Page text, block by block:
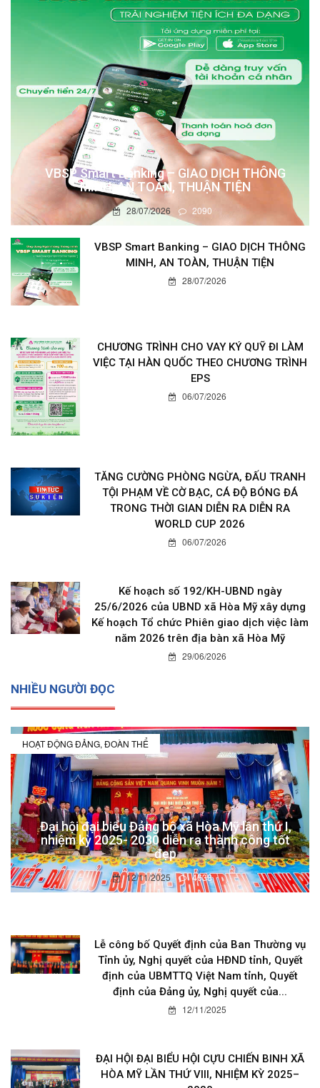
VBSP Smart Banking – GIAO DỊCH THÔNG
MINH, AN TOÀN, THUẬN TIỆN
28/07/2026 2090
VBSP Smart Banking – GIAO DỊCH THÔNG
MINH, AN TOÀN, THUẬN TIỆN
28/07/2026
CHƯƠNG TRÌNH CHO VAY KÝ QUỸ ĐI LÀM
VIỆC TẠI HÀN QUỐC THEO CHƯƠNG TRÌNH
EPS
06/07/2026
TĂNG CƯỜNG PHÒNG NGỪA, ĐẤU TRANH
TỘI PHẠM VỀ CỜ BẠC, CÁ ĐỘ BÓNG ĐÁ
TRONG THỜI GIAN DIỄN RA DIỄN RA
WORLD CUP 2026
06/07/2026
Kế hoạch số 192/KH-UBND ngày
25/6/2026 của UBND xã Hòa Mỹ xây dựng
Kế hoạch Tổ chức Phiên giao dịch việc làm
năm 2026 trên địa bàn xã Hòa Mỹ
29/06/2026
NHIỀU NGƯỜI ĐỌC
HOẠT ĐỘNG ĐẢNG, ĐOÀN THỂ
Đại hội đại biểu Đảng bộ xã Hòa Mỹ lần thứ I,
nhiệm kỳ 2025- 2030 diễn ra thành công tốt
đẹp
12/11/2025 4638
Lễ công bố Quyết định của Ban Thường vụ
Tỉnh ủy, Nghị quyết của HĐND tỉnh, Quyết
định của UBMTTQ Việt Nam tỉnh, Quyết
định của Đảng ủy, Nghị quyết của...
12/11/2025
ĐẠI HỘI ĐẠI BIỂU HỘI CỰU CHIẾN BINH XÃ
HÒA MỸ LẦN THỨ VIII, NHIỆM KỲ 2025–